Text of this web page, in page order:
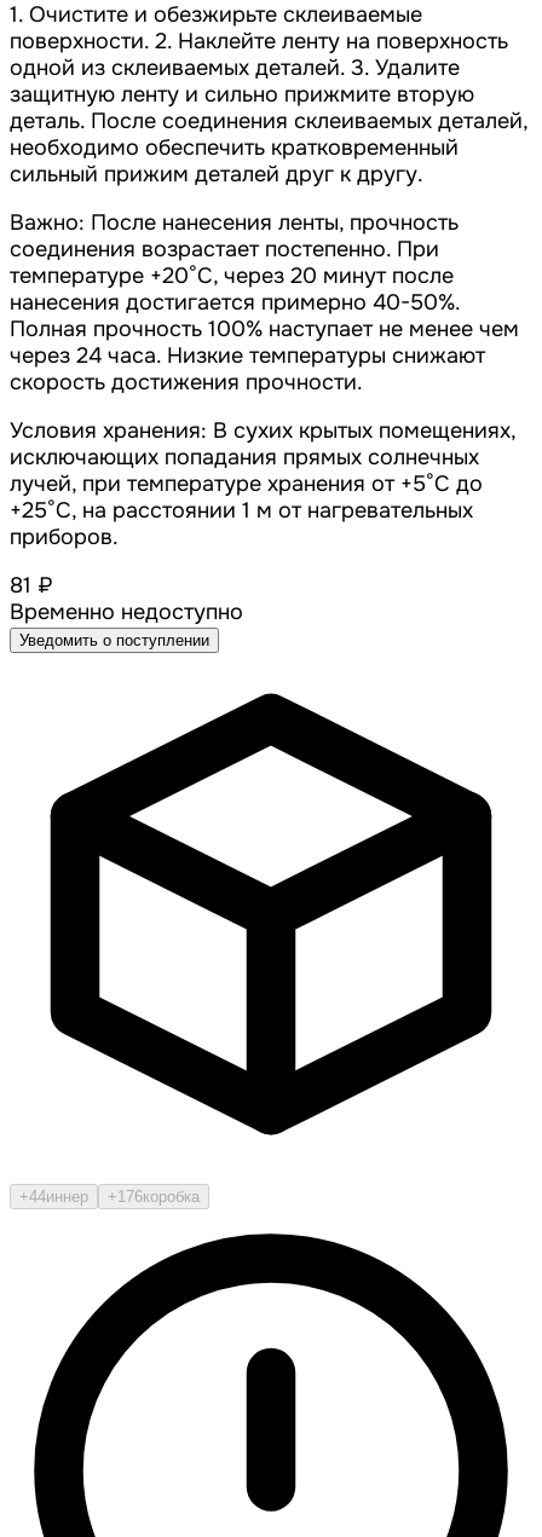
1. Очистите и обезжирьте склеиваемые
поверхности. 2. Наклейте ленту на поверхность
одной из склеиваемых деталей. 3. Удалите
защитную ленту и сильно прижмите вторую
деталь. После соединения склеиваемых деталей,
необходимо обеспечить кратковременный
сильный прижим деталей друг к другу.
Важно: После нанесения ленты, прочность
соединения возрастает постепенно. При
температуре +20°С, через 20 минут после
нанесения достигается примерно 40-50%.
Полная прочность 100% наступает не менее чем
через 24 часа. Низкие температуры снижают
скорость достижения прочности.
Условия хранения: В сухих крытых помещениях,
исключающих попадания прямых солнечных
лучей, при температуре хранения от +5°С до
+25°С, на расстоянии 1 м от нагревательных
приборов.
81 ₽
Временно недоступно
Уведомить о поступлении
+44иннер +176коробка